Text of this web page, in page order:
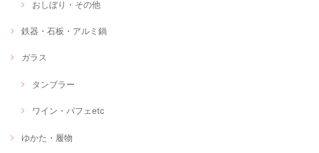
おしぼり・その他
鉄器・石板・アルミ鍋
ガラス
タンブラー
ワイン・パフェetc
ゆかた・履物